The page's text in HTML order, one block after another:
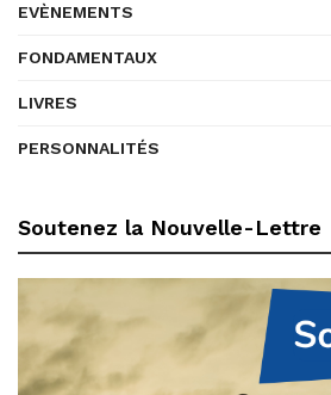
EVÈNEMENTS
FONDAMENTAUX
LIVRES
PERSONNALITÉS
Soutenez la Nouvelle-Lettre